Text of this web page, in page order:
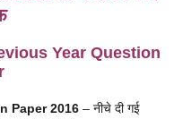
Year Question
Paper 2016 – नीचे दी गई